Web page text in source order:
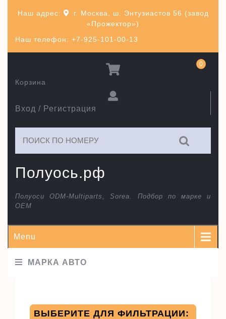
Наш телефон: +7-925-101-00-13
Наш адрес:
г. Москва, ш. Энтузиастов 56 (завод
«Прожектор»)
Полуось.рф
Полуоси ODM-Multiparts, Sorea. Подбор по марке и
ОЕМ
Вход / Регистрация
Корзина
0
Menu
МАРКА АВТО
ВЫБЕРИТЕ ДЛЯ ФИЛЬТРАЦИИ: